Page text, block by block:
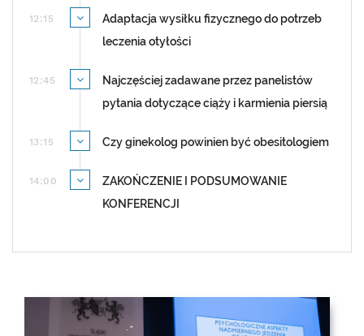
12:15
Adaptacja wysiłku fizycznego do potrzeb
leczenia otyłości
12:45
Najczęściej zadawane przez panelistów
pytania dotyczące ciąży i karmienia piersią
13:15 Czy ginekolog powinien być obesitologiem
14:00
ZAKOŃCZENIE I PODSUMOWANIE
KONFERENCJI